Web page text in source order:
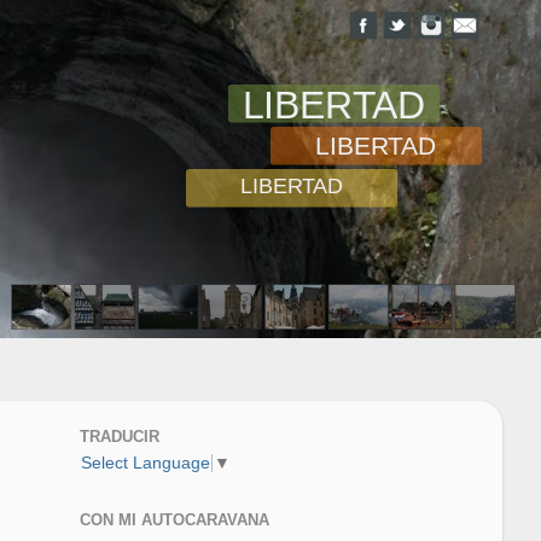
LIBERTAD
LIBERTAD
LIBERTAD
TRADUCIR
Select Language ▼
CON MI AUTOCARAVANA